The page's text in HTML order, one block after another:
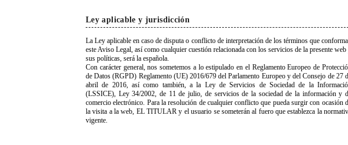
Ley aplicable y jurisdicción
La Ley aplicable en caso de disputa o conflicto de interpretación de los términos que
este Aviso Legal, así como cualquier cuestión relacionada con los servicios de la presente web
sus políticas, será la española.
Con carácter general, nos sometemos a lo estipulado en el Reglamento Europeo de
de Datos (RGPD) Reglamento (UE) 2016/679 del Parlamento Europeo y del Consejo de 27
abril de 2016, así como también, a la Ley de Servicios de Sociedad de la
(LSSICE), Ley 34/2002, de 11 de julio, de servicios de la sociedad de la información y
comercio electrónico. Para la resolución de cualquier conflicto que pueda surgir con ocasión
la visita a la web, EL TITULAR y el usuario se someterán al fuero que establezca la
vigente.